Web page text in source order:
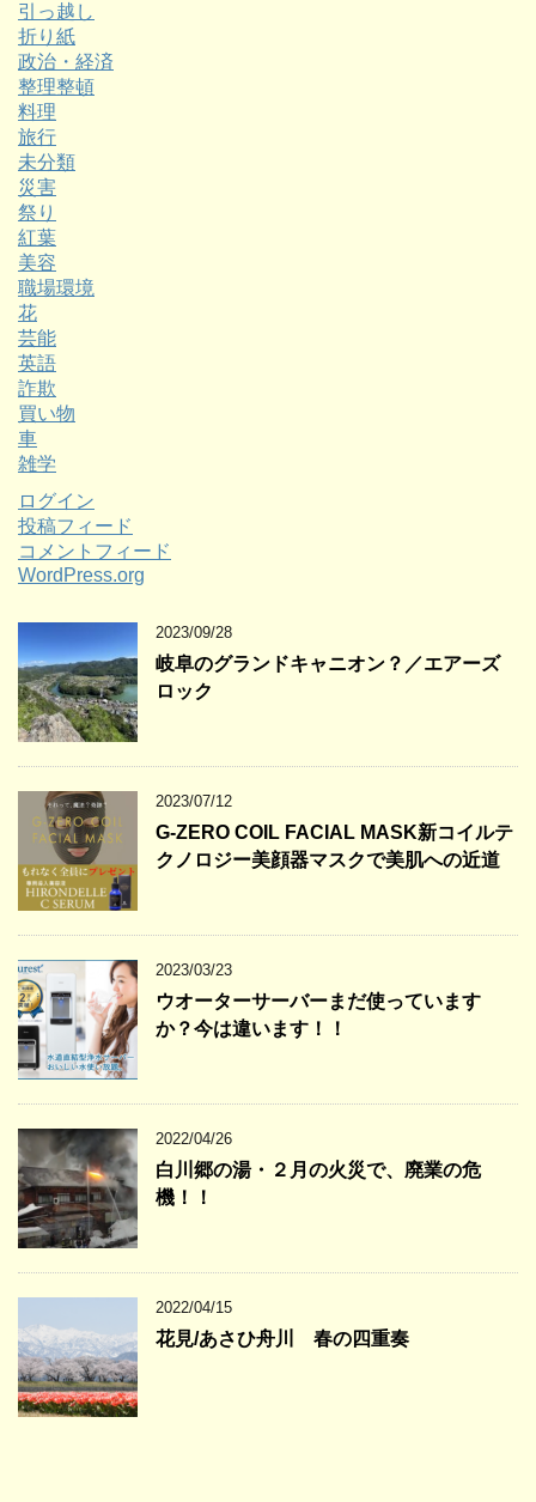
引っ越し
折り紙
政治・経済
整理整頓
料理
旅行
未分類
災害
祭り
紅葉
美容
職場環境
花
芸能
英語
詐欺
買い物
車
雑学
ログイン
投稿フィード
コメントフィード
WordPress.org
2023/09/28
岐阜のグランドキャニオン？／エアーズ
ロック
2023/07/12
G-ZERO COIL FACIAL MASK新コイルテ
クノロジー美顔器マスクで美肌への近道
2023/03/23
ウオーターサーバーまだ使っています
か？今は違います！！
2022/04/26
白川郷の湯・２月の火災で、廃業の危
機！！
2022/04/15
花見/あさひ舟川 春の四重奏